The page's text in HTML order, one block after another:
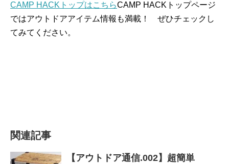
CAMP HACKトップはこちらCAMP HACKトップページ
ではアウトドアアイテム情報も満載！ ぜひチェックし
てみてください。
関連記事
【アウトドア通信.002】超簡単